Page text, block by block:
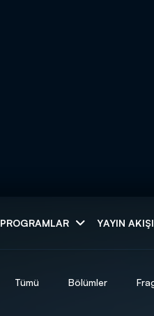
PROGRAMLAR YAYIN AKIŞI
Tümü Bölümler